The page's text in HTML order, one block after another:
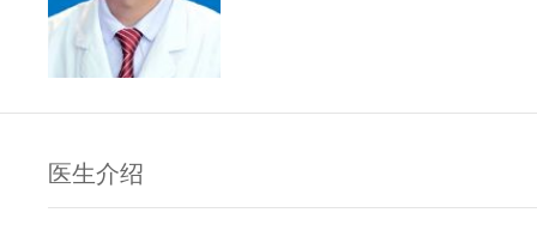
医生介绍